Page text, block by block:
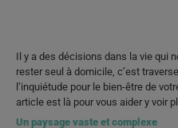
Il y a des décisions dans la vie qui
rester seul à domicile, c’est
l’inquiétude pour le bien-être de
article est là pour vous aider y voir
Un paysage vaste et complexe